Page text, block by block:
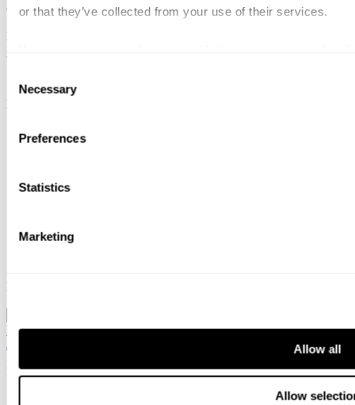
or that they’ve collected from your use of their services.
Selection
Necessary
Preferences
Statistics
Marketing
Allow all
Allow
Göteborg
No results found.
Meny
Tjenester
Bransjer
Om oss
Kontorer
Kontakt
Location
Norway / NorwegianGlobal / EnglishSweden / SwedishDenmark
/ Danish
Info